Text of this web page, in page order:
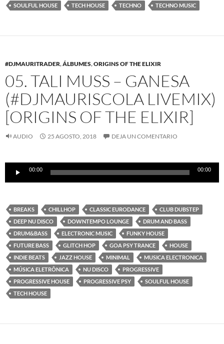
SOULFUL HOUSE
TECH HOUSE TECHNO TECHNO MUSIC
#DJMAURITRADER,ÁLBUMES,ORIGINS OF THE ELIXIR
05. TALI MUSS – GANESA
(#DJMAURISCOLA LIVEMIX)
[ORIGINS OF THE ELIXIR]
AUDIO 25 AGOSTO, 2018 DEJA UN COMENTARIO
Reproductor
audio
00:00 00:00
BREAKS CHILLHOP CLASSIC EURODANCE
CLUB DUBSTEP
DEEP NU DISCO
DOWNTEMPO LOUNGE
DRUM AND BASS
DRUM&BASS
ELECTRONIC MUSIC
FUNKY HOUSE
FUTURE BASS
GLITCH HOP GOA PSY TRANCE
HOUSE
INDIE BEATS
JAZZ HOUSE MINIMAL
MUSICA ELECTRONICA
MÚSICA ELETRÔNICA
NU DISCO
PROGRESSIVE
PROGRESSIVE HOUSE
PROGRESSIVE PSY
SOULFUL HOUSE
TECH HOUSE